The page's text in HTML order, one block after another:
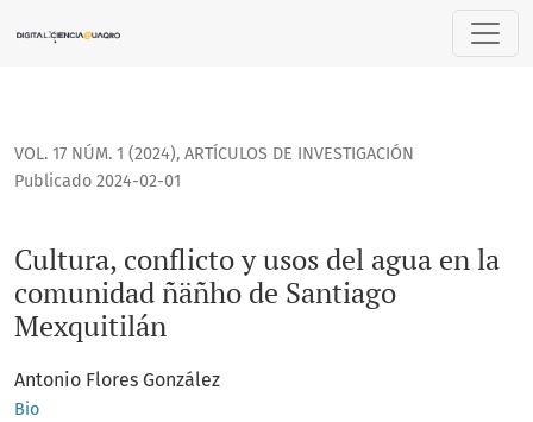
Cultura, conflicto y usos del agua en la comunidad ñäñho
VOL. 17 NÚM. 1 (2024), ARTÍCULOS DE INVESTIGACIÓN
Cultura, conflicto y usos del agua en la
comunidad ñäñho de Santiago
Mexquitilán
Publicado 2024-02-01
Antonio Flores González
Bio